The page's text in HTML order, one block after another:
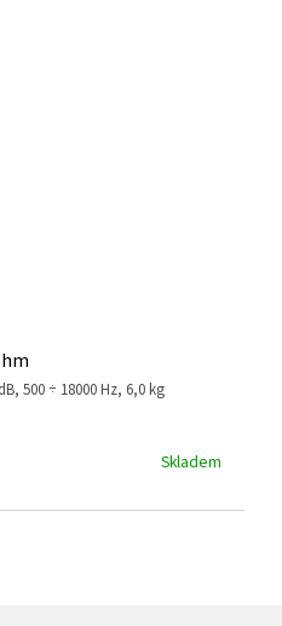
500 ÷ 18000 Hz, 6,0 kg
Skladem